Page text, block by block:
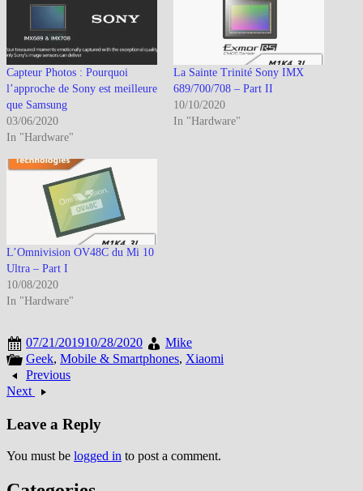
Capteur Photos : Pourquoi
l’approche de Sony est meilleure
que Samsung
03/06/2020
In "Hardware"
La Sainte Trinité Sony IMX
689/700/708 – Part II
10/10/2020
In "Hardware"
L’Omnivision OV48C du Mi 10
Ultra – Part I
10/08/2020
In "Hardware"
07/21/201910/28/2020
Mike
Geek, Mobile & Smartphones, Xiaomi
Previous
Next
Leave a Reply
You must be logged in to post a comment.